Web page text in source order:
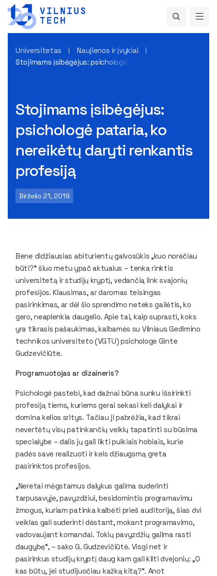
Universitetas
Naujienos ir įvykiai
Stojimams įsibėgėjus: psichologė pataria, ko nereikėtų
Stojimams įsibėgėjus:
psichologė pataria, ko
nereikėtų daryti renkantis
profesiją
Birželio 21, 2019
Bene didžiausias abiturientų galvosūkis „kuo norėčiau
būti?“ šiuo metu ypač aktualus – tenka rinktis
universitetą ir studijų kryptį, vedančią link svajonių
profesijos. Klausimas, ar daromas teisingas
pasirinkimas, ar dėl šio sprendimo neteks gailėtis, ko
gero, neaplenkia daugelio. Apie tai, kaip suprasti, koks
yra tikrasis pašaukimas, kalbamės su Vilniaus Gedimino
technikos universiteto (VGTU) psichologe Ginte
Gudzevičiūte.
Programuotojas ar dizaineris?
Psichologė pastebi, kad dažnai būna sunku išsirinkti
profesiją tiems, kuriems gerai sekasi keli dalykai ir
domina kelios sritys. Tačiau ji pabrėžia, kad tikrai
nevertėtų visų patinkančių veiklų tapatinti su būsima
specialybe – dalis jų gali likti puikiais hobiais, kurie
padės save realizuoti ir kels džiaugsmą greta
pasirinktos profesijos.
„Neretai mėgstamus dalykus galima suderinti
tarpusavyje, pavyzdžiui, besidomintis programavimu
žmogus, kuriam patinka kalbėti prieš auditoriją, šias dvi
veiklas gali suderinti dėstant, mokant programavimo,
vadovaujant komandai. Tokių pavyzdžių galima rasti
daugybę“, – sako G. Gudzevičiūtė. Visgi net ir
pasirinkus studijų kryptį daug kam gali kilti dvejonių: „O
kas būtų, jei studijuočiau kažką kitą?“. Anot